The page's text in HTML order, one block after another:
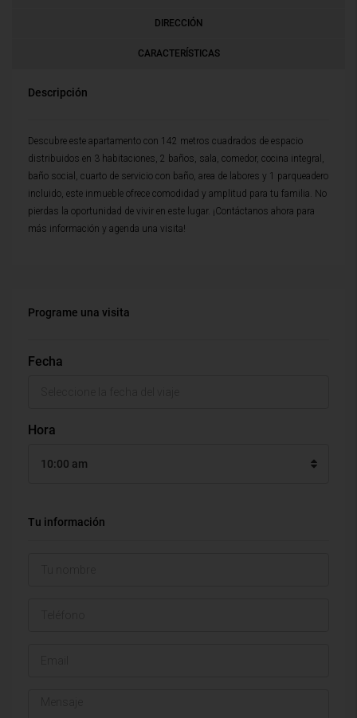
DIRECCIÓN
CARACTERÍSTICAS
Descripción
Descubre este apartamento con 142 metros cuadrados de espacio
distribuidos en 3 habitaciones, 2 baños, sala, comedor, cocina integral,
baño social, cuarto de servicio con baño, area de labores y 1 parqueadero
incluido, este inmueble ofrece comodidad y amplitud para tu familia. No
pierdas la oportunidad de vivir en este lugar. ¡Contáctanos ahora para
más información y agenda una visita!
Programe una visita
Fecha
Hora
10:00 am
Tu información